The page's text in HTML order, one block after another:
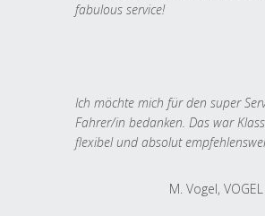
fabulous service!
Ich möchte mich für den super
Fahrer/in bedanken. Das war
flexibel und absolut
M. Vogel,